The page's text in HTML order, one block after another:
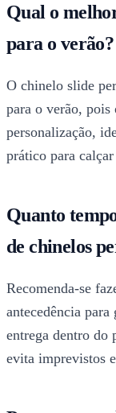
Qual o
para o verão?
O chinelo slide
para o verão,
personalização,
prático para
Quanto
de chinelos
Recomenda-se
antecedência
entrega dentro do
evita imprevistos